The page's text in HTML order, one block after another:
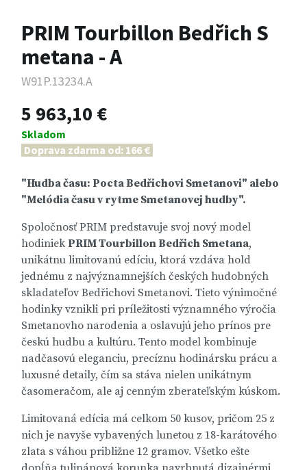
PRIM Tourbillon Bedřich S
metana - A
W91P.13234.A
5 963,10 €
Skladom
Doprava zdarma od: 166 €
"Hudba času: Pocta Bedřichovi Smetanovi" alebo
"Melódia času v rytme Smetanovej hudby".
Spoločnosť PRIM predstavuje svoj nový model
hodiniek PRIM Tourbillon Bedřich Smetana,
unikátnu limitovanú edíciu, ktorá vzdáva hold
jednému z najvýznamnejších českých hudobných
skladateľov Bedřichovi Smetanovi. Tieto výnimočné
hodinky vznikli pri príležitosti významného výročia
Smetanovho narodenia a oslavujú jeho prínos pre
českú hudbu a kultúru. Tento model kombinuje
nadčasovú eleganciu, precíznu hodinársku prácu a
luxusné detaily, čím sa stáva nielen unikátnym
časomeračom, ale aj cenným zberateľským kúskom.
Limitovaná edícia má celkom 50 kusov, pričom 25 z
nich je navyše vybavených lunetou z 18-karátového
zlata s váhou približne 12 gramov. Všetko ešte